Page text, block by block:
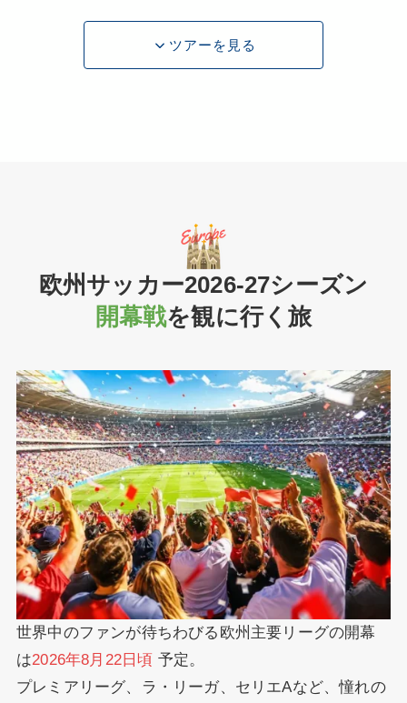
ツアーを見る
欧州サッカー2026-27シーズン
開幕戦を観に行く旅
世界中のファンが待ちわびる欧州主要リーグの開幕
は2026年8月22日頃 予定。
プレミアリーグ、ラ・リーガ、セリエAなど、憧れの